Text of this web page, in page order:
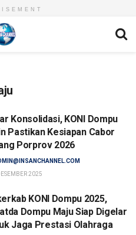
Konsolidasi, KONI Dompu
Pastikan Kesiapan Cabor
Porprov 2026
2025
KONI Dompu 2025,
Dompu Maju Siap Digelar
Jaga Prestasi Olahraga